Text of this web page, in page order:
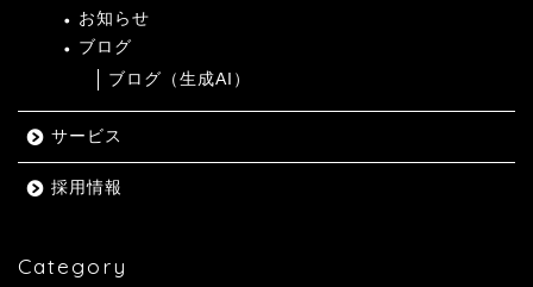
お知らせ
ブログ
ブログ（生成AI）
サービス
採用情報
Category